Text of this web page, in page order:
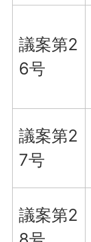
議案第2
6号
議案第2
7号
議案第2